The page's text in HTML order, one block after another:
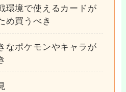
環境で使えるカードが
め買うべき
なポケモンやキャラが